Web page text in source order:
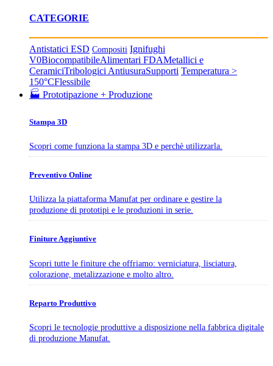
CATEGORIE
Antistatici ESD Compositi Ignifughi
V0BiocompatibileAlimentari FDAMetallici e
CeramiciTribologici AntiusuraSupporti Temperatura >
150°CFlessibile
🏭 Prototipazione + Produzione
Stampa 3D
Scopri come funziona la stampa 3D e perchè utilizzarla.
Preventivo Online
Utilizza la piattaforma Manufat per ordinare e gestire la
produzione di prototipi e le produzioni in serie.
Finiture Aggiuntive
Scopri tutte le finiture che offriamo: verniciatura, lisciatura,
colorazione, metalizzazione e molto altro.
Reparto Produttivo
Scopri le tecnologie produttive a disposizione nella fabbrica digitale
di produzione Manufat.